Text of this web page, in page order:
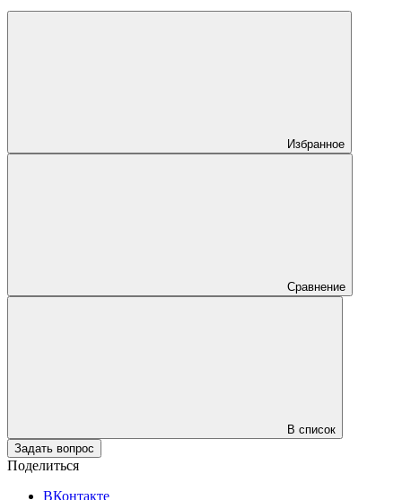
Избранное
Сравнение
В список
Задать вопрос
Поделиться
ВКонтакте